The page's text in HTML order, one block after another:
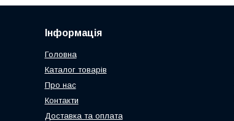
Інформація
Головна
Каталог товарів
Про нас
Контакти
Доставка та оплата